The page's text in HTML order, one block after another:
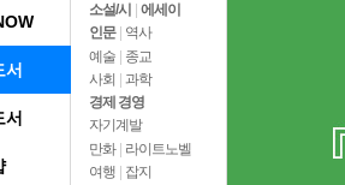
서
소설/시
에세이
인문
역사
예술 | 종교
사회 | 과학
경제 경영
자기계발
만화 | 라이트노벨
여행
잡지
서